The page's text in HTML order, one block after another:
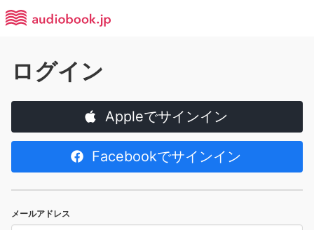
ログイン
Appleでサインイン
Facebookでサインイン
メールアドレス